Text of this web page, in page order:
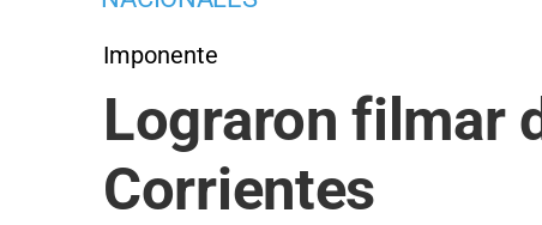
Imponente
Lograron filmar
Corrientes